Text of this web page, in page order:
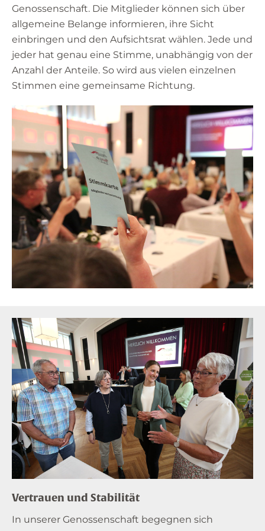
Genossenschaft. Die Mitglieder können sich über
allgemeine Belange informieren, ihre Sicht
einbringen und den Aufsichtsrat wählen. Jede und
jeder hat genau eine Stimme, unabhängig von der
Anzahl der Anteile. So wird aus vielen einzelnen
Stimmen eine gemeinsame Richtung.
Vertrauen und Stabilität
In unserer Genossenschaft begegnen sich